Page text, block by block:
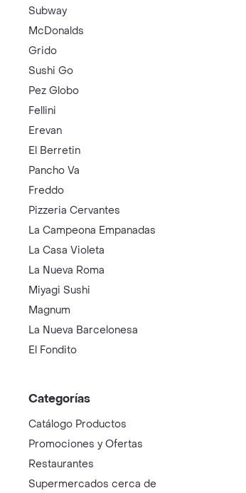
Subway
McDonalds
Grido
Sushi Go
Pez Globo
Fellini
Erevan
El Berretin
Pancho Va
Freddo
Pizzeria Cervantes
La Campeona Empanadas
La Casa Violeta
La Nueva Roma
Miyagi Sushi
Magnum
La Nueva Barcelonesa
El Fondito
Categorías
Catálogo Productos
Promociones y Ofertas
Restaurantes
Supermercados cerca de